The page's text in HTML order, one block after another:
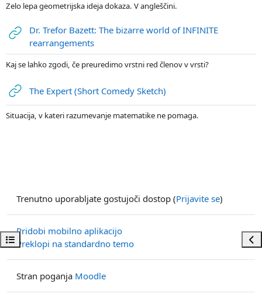
Odpri kazalo predmeta
Zelo lepa geometrijska ideja dokaza. V angleščini.
Dr. Trefor Bazett: The bizarre world of INFINITE
rearrangementsURL
Kaj se lahko zgodi, če preuredimo vrstni red členov v vrsti?
The Expert (Short Comedy Sketch)URL
Situacija, v kateri razumevanje matematike ne pomaga.
Trenutno uporabljate gostujoči dostop (Prijavite se)
Pridobi mobilno aplikacijo
Preklopi na standardno temo
Stran poganja Moodle